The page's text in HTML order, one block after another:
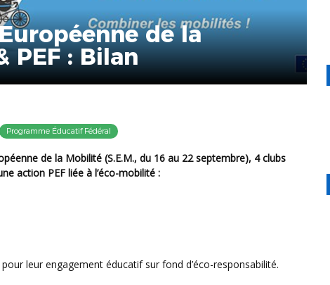
de la
PEF : Bilan
Programme Éducatif Fédéral
action PEF liée à l’éco-mobilité :
leur engagement éducatif sur fond d’éco-responsabilité.